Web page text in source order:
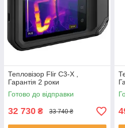
Тепловізор Flir C3-X ,
Гарантія 2 роки
Готово до відправки
32 730 ₴ 33 740 ₴